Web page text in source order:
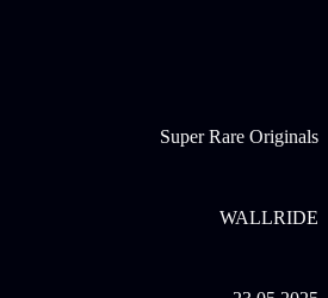
мусор. Или вызвать... Что-то
все объекты в движении,
убегут или не превратятся в
Super Rare Originals
WALLRIDE